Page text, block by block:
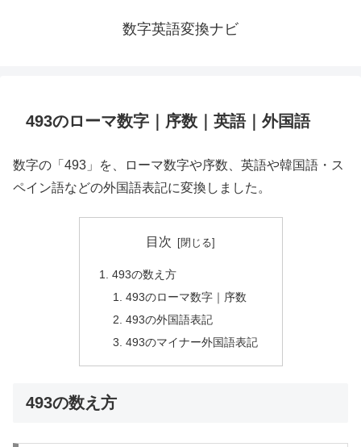
数字英語変換ナビ
493のローマ数字｜序数｜英語｜外国語
数字の「493」を、ローマ数字や序数、英語や韓国語・ス
ペイン語などの外国語表記に変換しました。
目次
493の数え方
493のローマ数字｜序数
493の外国語表記
493のマイナー外国語表記
493の数え方